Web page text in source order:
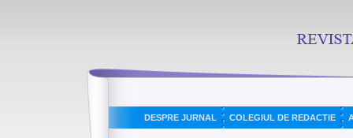
DESPRE JURNAL COLEGIUL DE REDACTIE